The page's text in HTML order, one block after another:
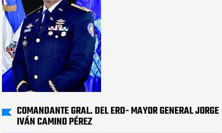
COMANDANTE GRAL. DEL ERD- MAYOR GENERAL JORGE
IVÁN CAMINO PÉREZ